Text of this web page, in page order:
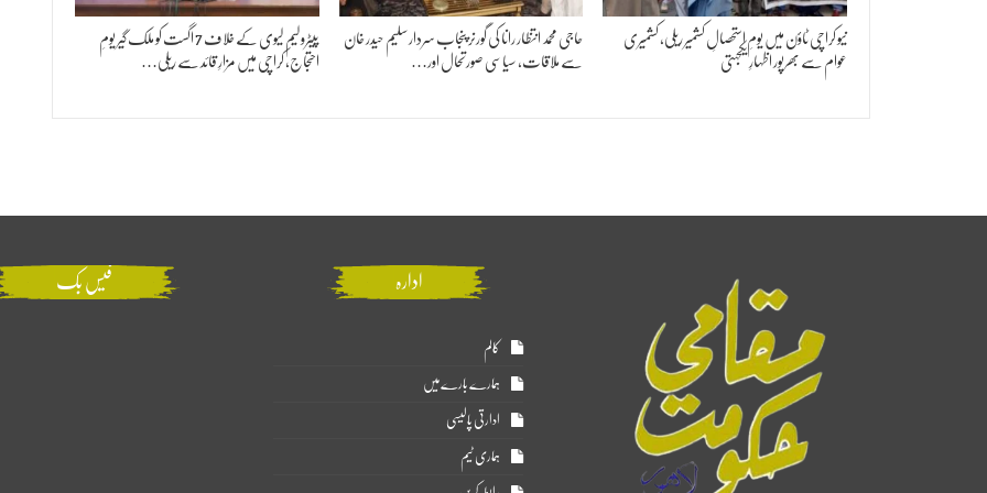
نیو کراچی ٹاؤن میں یومِ استحصالِ کشمیر ریلی، کشمیری
عوام سے بھرپور اظہارِ یکجہتی
حاجی محمد انتظار رانا کی گورنر پنجاب سردار سلیم حیدر خان
سے ملاقات، سیاسی صورتحال اور…
پیٹرولیم لیوی کے خلاف 7 اگست کو ملک گیر یومِ
احتجاج، کراچی میں مزارِ قائد سے ریلی…
ادارہ
کالم
ہمارے بارے میں
ادارتی پالیسی
ہماری ٹیم
فیس بک